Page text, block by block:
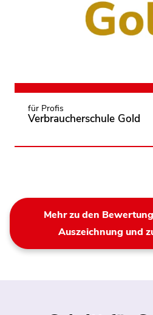
für Profis
Verbraucherschule Gold
Mehr zu den
Auszeichnung und